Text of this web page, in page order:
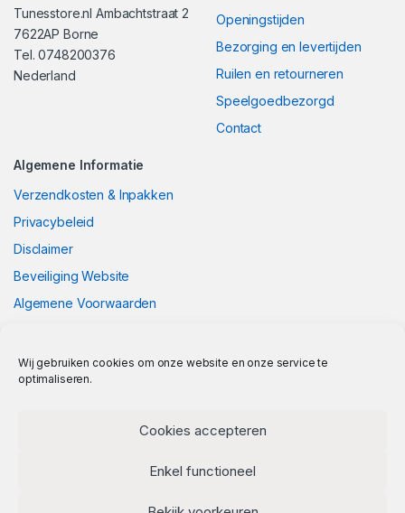
Wij gebruiken cookies om onze website en onze service te
optimaliseren.
Cookies accepteren
Enkel functioneel
Tunesstore.nl Ambachtstraat 2
7622AP Borne
Tel. 0748200376
Nederland
Openingstijden
Bezorging en levertijden
Ruilen en retourneren
Speelgoedbezorgd
Contact
Algemene Informatie
Verzendkosten & Inpakken
Privacybeleid
Disclaimer
Beveiliging Website
Algemene Voorwaarden